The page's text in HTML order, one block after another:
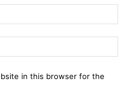
in this browser for the